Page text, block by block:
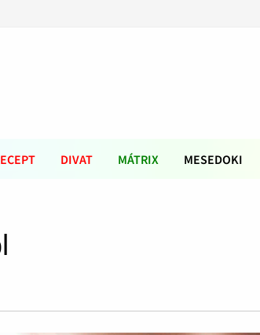
DIVAT MÁTRIX MESEDOKI